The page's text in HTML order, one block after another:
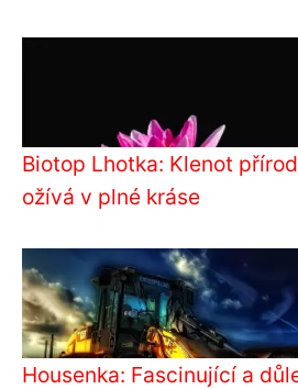
Biotop Lhotka: Klenot
ožívá v plné kráse
Housenka: Fascinující a